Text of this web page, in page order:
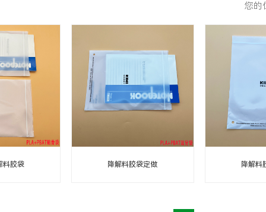
您的
料胶袋 降解料胶袋定做 降解料